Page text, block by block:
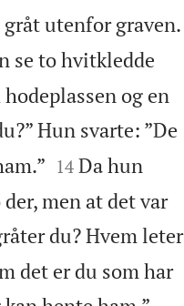
utenfor graven.
se to hvitkledde
og en
Hun svarte: ”De

14 Da hun
men at det var
du? Hvem leter
det er du som har